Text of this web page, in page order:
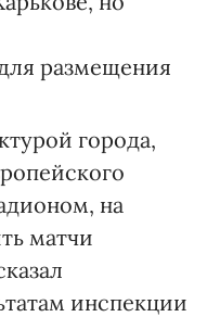
размещения
города,
на
матчи
инспекции